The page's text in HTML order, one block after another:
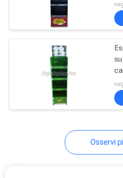
Eco
Osservi